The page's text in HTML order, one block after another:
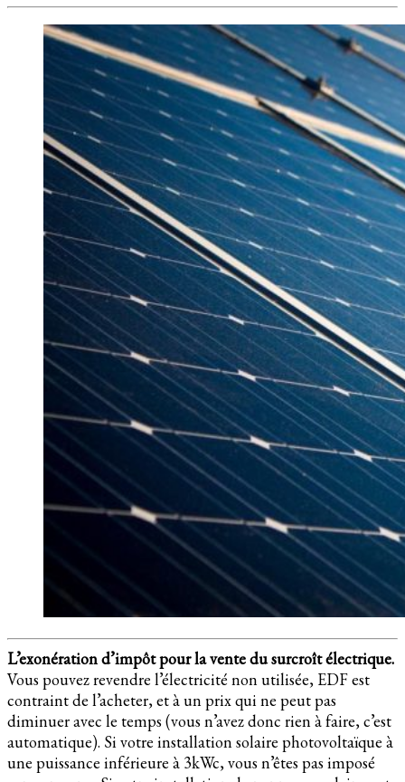
L’exonération d’impôt pour la vente du surcroît électrique.
Vous pouvez revendre l’électricité non utilisée, EDF est
contraint de l’acheter, et à un prix qui ne peut pas
diminuer avec le temps (vous n’avez donc rien à faire, c’est
automatique). Si votre installation solaire photovoltaïque à
une puissance inférieure à 3kWc, vous n’êtes pas imposé